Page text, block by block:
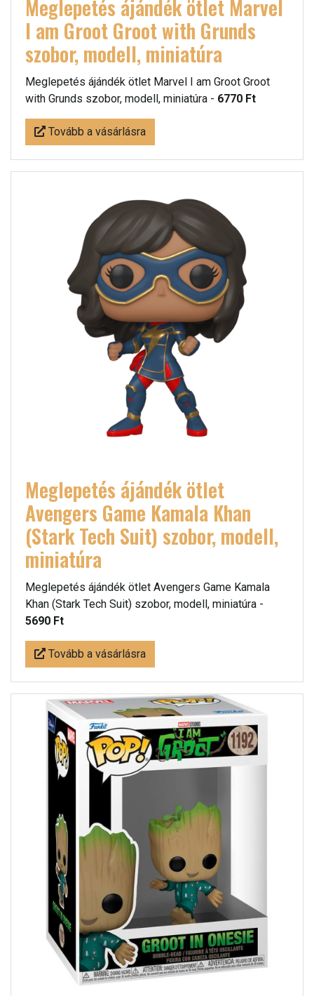
Meglepetés ájándék ötlet Marvel
I am Groot Groot with Grunds
szobor, modell, miniatúra
Meglepetés ájándék ötlet Marvel I am Groot Groot
with Grunds szobor, modell, miniatúra - 6770 Ft
Tovább a vásárlásra
Meglepetés ájándék ötlet
Avengers Game Kamala Khan
(Stark Tech Suit) szobor, modell,
miniatúra
Meglepetés ájándék ötlet Avengers Game Kamala
Khan (Stark Tech Suit) szobor, modell, miniatúra -
5690 Ft
Tovább a vásárlásra